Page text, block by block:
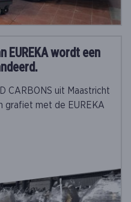
EUREKA wordt een
CARBONS uit Maastricht
grafiet met de EUREKA